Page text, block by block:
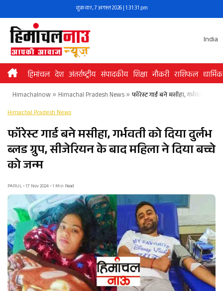
to
content
शुक्रवार, 7 अगस्त 2026 | 1:31:31 pm
India
हिमांचल देश अंतर्राष्ट्रीय संपादकीय शिक्षा नौकरी राशिफल धार्मिक
Himachalnow» Himachal Pradesh News» फॉरेस्ट गार्ड बने मसीहा, गर्भवती को
Himachal Pradesh News
फॉरेस्ट गार्ड बने मसीहा, गर्भवती को दिया दुर्लभ
ब्लड ग्रुप, सीजेरियन के बाद महिला ने दिया बच्चे
को जन्म
PARUL • 17 Nov 2024 • 1 Min Read